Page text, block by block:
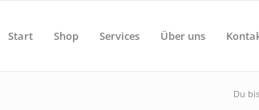
Start Shop Services Über uns
Du